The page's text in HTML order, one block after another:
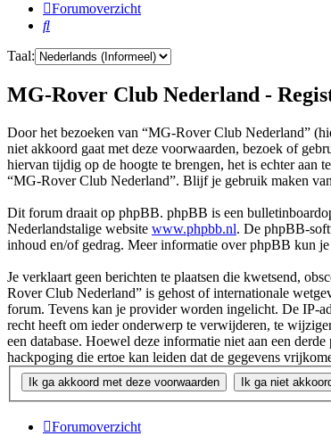
Forumoverzicht
Zoek
Taal:
MG-Rover Club Nederland -
Door het bezoeken van “MG-Rover Club Nederland”
niet akkoord gaat met deze voorwaarden, bezoek of
hiervan tijdig op de hoogte te brengen, het is echter
“MG-Rover Club Nederland”. Blijf je gebruik maken
Dit forum draait op phpBB. phpBB is een
Nederlandstalige website www.phpbb.nl. De phpBB-
inhoud en/of gedrag. Meer informatie over phpBB kun
Je verklaart geen berichten te plaatsen die kwetsend,
Rover Club Nederland” is gehost of internationale
forum. Tevens kan je provider worden ingelicht. De IP-
recht heeft om ieder onderwerp te verwijderen, te
een database. Hoewel deze informatie niet aan een
hackpoging die ertoe kan leiden dat de gegevens
Forumoverzicht